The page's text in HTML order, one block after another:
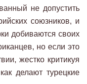
не допустить
союзников, и
добиваются своих
но если это
жестко критикуя
делают турецкие